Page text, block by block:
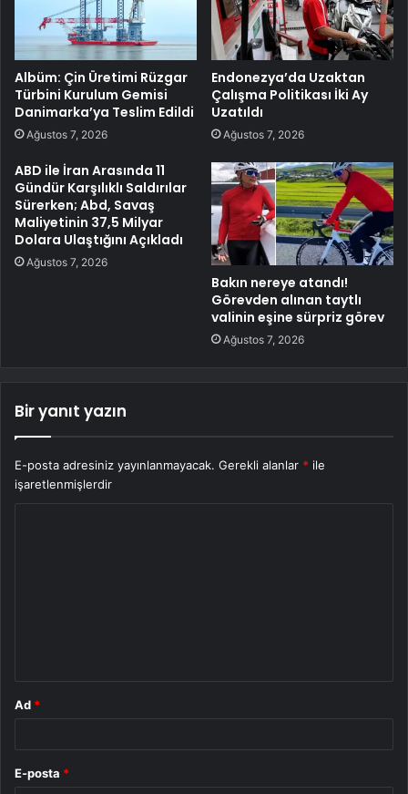
Albüm: Çin Üretimi Rüzgar
Türbini Kurulum Gemisi
Danimarka’ya Teslim Edildi
Ağustos 7, 2026
Endonezya’da Uzaktan
Çalışma Politikası İki Ay
Uzatıldı
Ağustos 7, 2026
ABD ile İran Arasında 11
Gündür Karşılıklı Saldırılar
Sürerken; Abd, Savaş
Maliyetinin 37,5 Milyar
Dolara Ulaştığını Açıkladı
Ağustos 7, 2026
Bakın nereye atandı!
Görevden alınan taytlı
valinin eşine sürpriz görev
Ağustos 7, 2026
Bir yanıt yazın
E-posta adresiniz yayınlanmayacak. Gerekli alanlar * ile
işaretlenmişlerdir
Ad *
E-posta *